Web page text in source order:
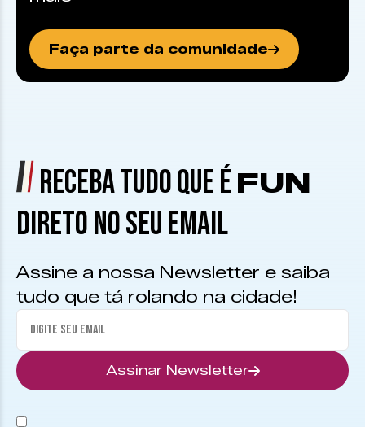
Faça parte da comunidade
RECEBA TUDO QUE É FUN
DIRETO NO SEU EMAIL
Assine a nossa Newsletter e saiba
tudo que tá rolando na cidade!
Assinar Newsletter